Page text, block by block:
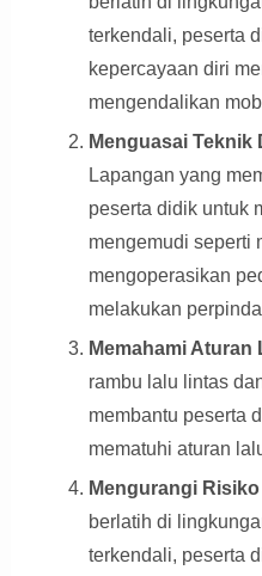
terkendali, peserta
kepercayaan diri
mengendalikan
Menguasai Teknik
Lapangan yang
peserta didik untuk
mengemudi seperti
mengoperasikan
melakukan
Memahami Aturan
rambu lalu lintas
membantu peserta
mematuhi aturan
Mengurangi
berlatih di
terkendali, peserta